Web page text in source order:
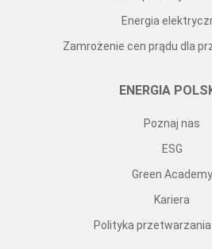
Energia
Zamrożenie cen prądu dla
ENERGIA
Poznaj nas
ESG
Green Academy
Kariera
Polityka